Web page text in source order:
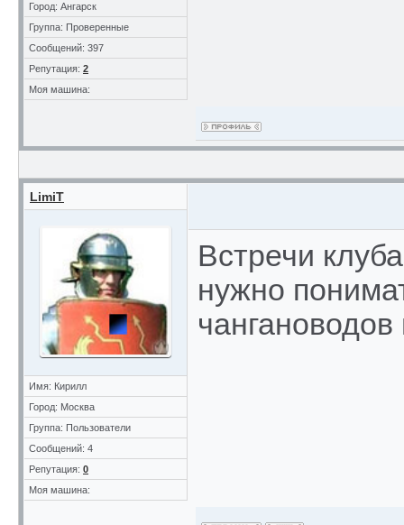
Город: Ангарск
Группа: Проверенные
Сообщений: 397
Репутация: 2
Моя машина:
LimiT
Имя: Кирилл
Город: Москва
Группа: Пользователи
Сообщений: 4
Репутация: 0
Моя машина:
Встречи
нужно